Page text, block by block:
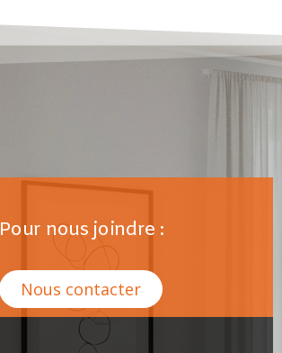
Pour nous joindre :
Nous contacter